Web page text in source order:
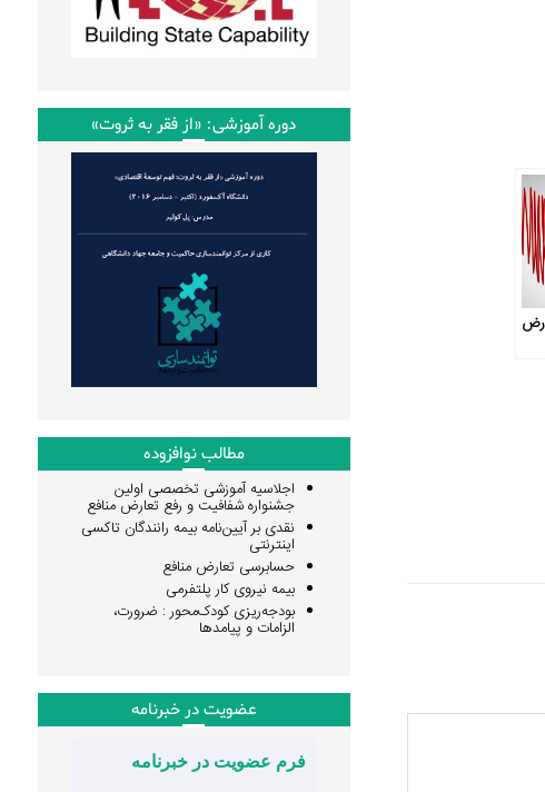
دوره آموزشی: «از فقر به ثروت»
مطالب نوافزوده
اجلاسیه آموزشی تخصصی اولین
جشنواره شفافیت و رفع تعارض منافع
نقدی بر آیین‌نامه بیمه رانندگان تاکسی
اینترنتی
حسابرسی تعارض منافع
بیمه نیروی کار پلتفرمی
بودجه‌ریزی کودک‌محور : ضرورت،
الزامات و پیامدها
عضویت در خبرنامه
فرم عضویت در خبرنامه